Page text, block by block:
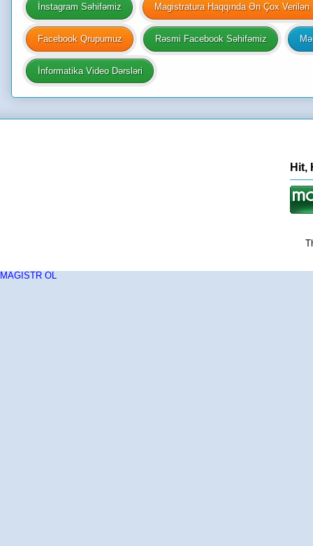
İnstagram Səhifəmiz Magistratura Haqqında Ən Çox Verilən
Facebook Qrupumuz Rəsmi Facebook Səhifəmiz
İnformatika Video Dərsləri
Hit,
MAGISTR OL